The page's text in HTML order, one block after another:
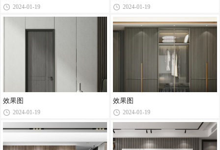
2024-01-19
效果图
2024-01-19
2024-01-19
效果图
2024-01-19